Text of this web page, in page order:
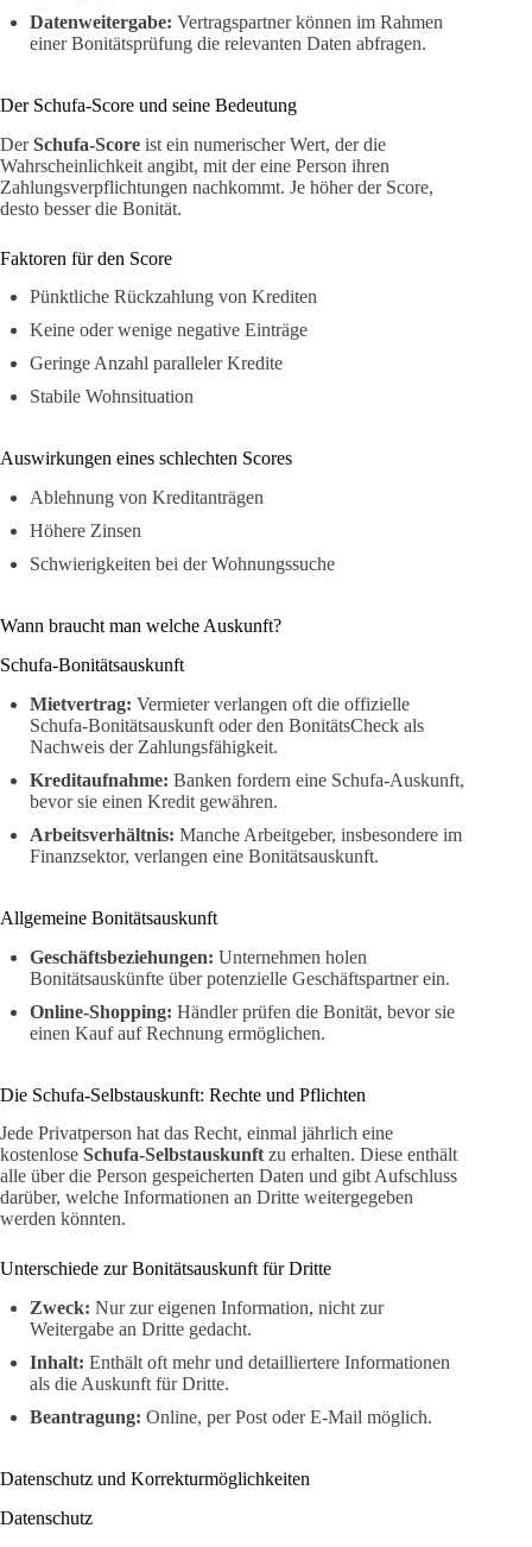
Datenweitergabe: Vertragspartner können im Rahmen
einer Bonitätsprüfung die relevanten Daten abfragen.
Der Schufa-Score und seine Bedeutung
DerSchufa-Score ist ein numerischer Wert, der die
Wahrscheinlichkeit angibt, mit der eine Person ihren
Zahlungsverpflichtungen nachkommt. Je höher der Score,
desto besser die Bonität.
Faktoren für den Score
Pünktliche Rückzahlung von Krediten
Keine oder wenige negative Einträge
Geringe Anzahl paralleler Kredite
Stabile Wohnsituation
Auswirkungen eines schlechten Scores
Ablehnung von Kreditanträgen
Höhere Zinsen
Schwierigkeiten bei der Wohnungssuche
Wann braucht man welche Auskunft?
Schufa-Bonitätsauskunft
Mietvertrag: Vermieter verlangen oft die offizielle
Schufa-Bonitätsauskunft oder den BonitätsCheck als
Nachweis der Zahlungsfähigkeit.
Kreditaufnahme: Banken fordern eine Schufa-Auskunft,
bevor sie einen Kredit gewähren.
Arbeitsverhältnis: Manche Arbeitgeber, insbesondere im
Finanzsektor, verlangen eine Bonitätsauskunft.
Allgemeine Bonitätsauskunft
Geschäftsbeziehungen: Unternehmen holen
Bonitätsauskünfte über potenzielle Geschäftspartner ein.
Online-Shopping: Händler prüfen die Bonität, bevor sie
einen Kauf auf Rechnung ermöglichen.
Die Schufa-Selbstauskunft: Rechte und Pflichten
Jede Privatperson hat das Recht, einmal jährlich eine
kostenlose Schufa-Selbstauskunft zu erhalten. Diese enthält
alle über die Person gespeicherten Daten und gibt Aufschluss
darüber, welche Informationen an Dritte weitergegeben
werden könnten.
Unterschiede zur Bonitätsauskunft für Dritte
Zweck: Nur zur eigenen Information, nicht zur
Weitergabe an Dritte gedacht.
Inhalt: Enthält oft mehr und detailliertere Informationen
als die Auskunft für Dritte.
Beantragung: Online, per Post oder E-Mail möglich.
Datenschutz und Korrekturmöglichkeiten
Datenschutz